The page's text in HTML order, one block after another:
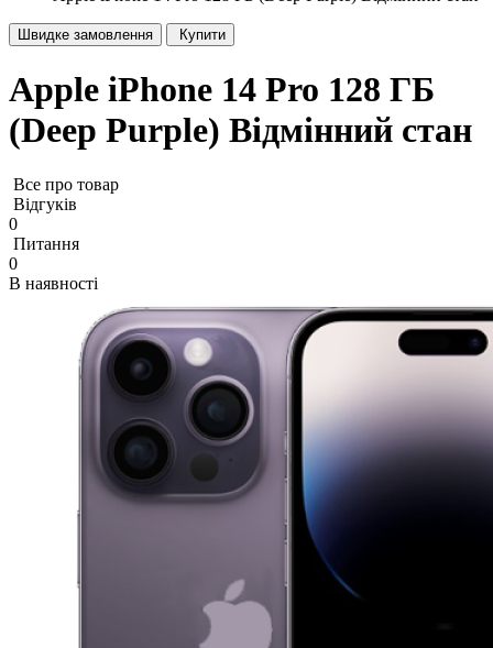
Швидке замовлення Купити
Apple iPhone 14 Pro 128 ГБ
(Deep Purple) Відмінний стан
Все про товар
Відгуків
0
Питання
0
В наявності